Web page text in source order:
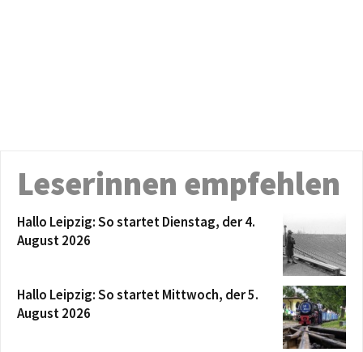
Leserinnen empfehlen
Hallo Leipzig: So startet Dienstag, der 4.
August 2026
Hallo Leipzig: So startet Mittwoch, der 5.
August 2026